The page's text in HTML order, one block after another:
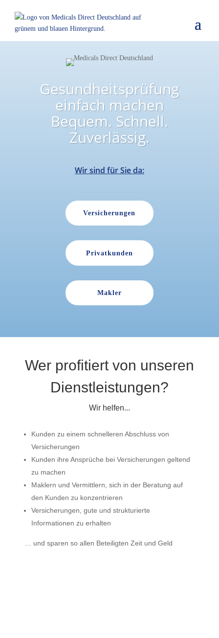
Gesundheits­prüfung
einfach machen
Bequem. Schnell.
Zuverlässig.
Wir sind für Sie da:
Versicherungen
Privatkunden
Makler
Wer profitiert von unseren
Dienst­leistungen?
Wir helfen...
Kunden zu einem schnelleren Abschluss von
Versicherungen
Kunden ihre Ansprüche bei Versicherungen geltend
zu machen
Maklern und Vermittlern, sich in der Beratung auf
den Kunden zu konzentrieren
Versicherungen, gute und strukturierte
Informationen zu erhalten
… und sparen so allen Beteiligten Zeit und Geld